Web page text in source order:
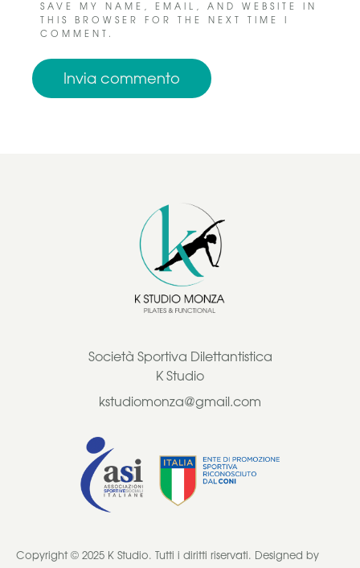
SAVE MY NAME, EMAIL, AND WEBSITE IN
THIS BROWSER FOR THE NEXT TIME I
COMMENT.
Società Sportiva Dilettantistica
K Studio
kstudiomonza@gmail.com
Copyright © 2025 K Studio. Tutti i diritti riservati. Designed by